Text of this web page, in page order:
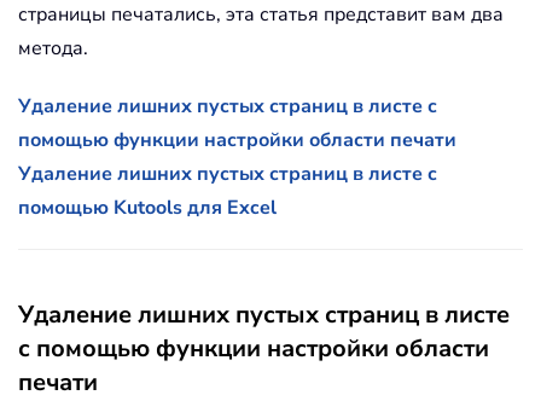
страницы печатались, эта статья представит вам два
метода.
Удаление лишних пустых страниц в листе с
помощью функции настройки области печати
Удаление лишних пустых страниц в листе с
помощью Kutools для Excel
Удаление лишних пустых страниц в листе
с помощью функции настройки области
печати